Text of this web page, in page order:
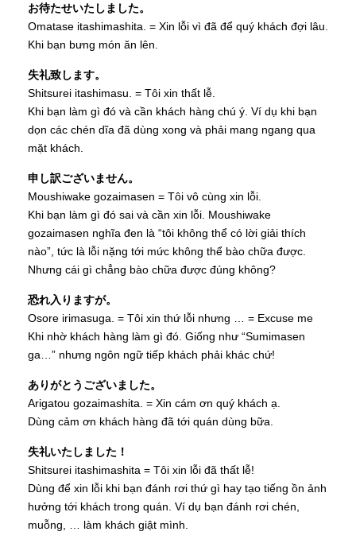
お待たせいたしました。
Omatase itashimashita. = Xin lỗi vì đã để quý khách đợi lâu.
Khi bạn bưng món ăn lên.
失礼致します。
Shitsurei itashimasu. = Tôi xin thất lễ.
Khi bạn làm gì đó và cần khách hàng chú ý. Ví dụ khi bạn
dọn các chén dĩa đã dùng xong và phải mang ngang qua
mặt khách.
申し訳ございません。
Moushiwake gozaimasen = Tôi vô cùng xin lỗi.
Khi bạn làm gì đó sai và cần xin lỗi. Moushiwake
gozaimasen nghĩa đen là “tôi không thể có lời giải thích
nào”, tức là lỗi nặng tới mức không thể bào chữa được.
Nhưng cái gì chẳng bào chữa được đúng không?
恐れ入りますが。
Osore irimasuga. = Tôi xin thứ lỗi nhưng … = Excuse me
Khi nhờ khách hàng làm gì đó. Giống như “Sumimasen
ga…” nhưng ngôn ngữ tiếp khách phải khác chứ!
ありがとうございました。
Arigatou gozaimashita. = Xin cám ơn quý khách ạ.
Dùng cảm ơn khách hàng đã tới quán dùng bữa.
失礼いたしました！
Shitsurei itashimashita = Tôi xin lỗi đã thất lễ!
Dùng để xin lỗi khi bạn đánh rơi thứ gì hay tạo tiếng ồn ảnh
hưởng tới khách trong quán. Ví dụ bạn đánh rơi chén,
muỗng, … làm khách giật mình.